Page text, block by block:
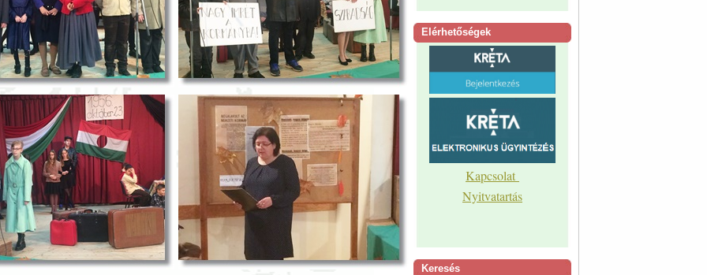
Elérhetőségek
Kapcsolat
Nyitvatartás
Keresés